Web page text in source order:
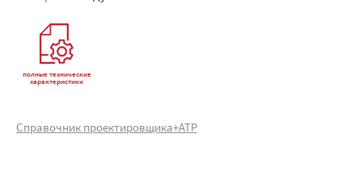
полные технические
характеристики
Справочник проектировщика+АТР